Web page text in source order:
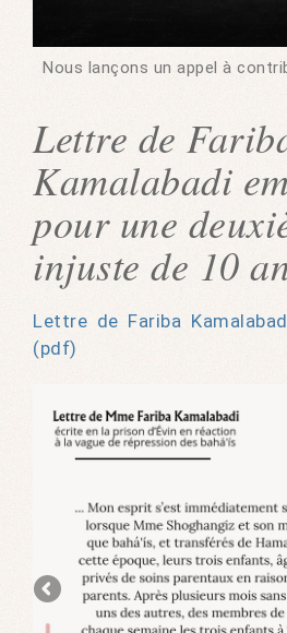
Nous lançons un appel à
Lettre de
Kamalabadi
pour une
injuste de 10
Lettre de Fariba
(pdf)